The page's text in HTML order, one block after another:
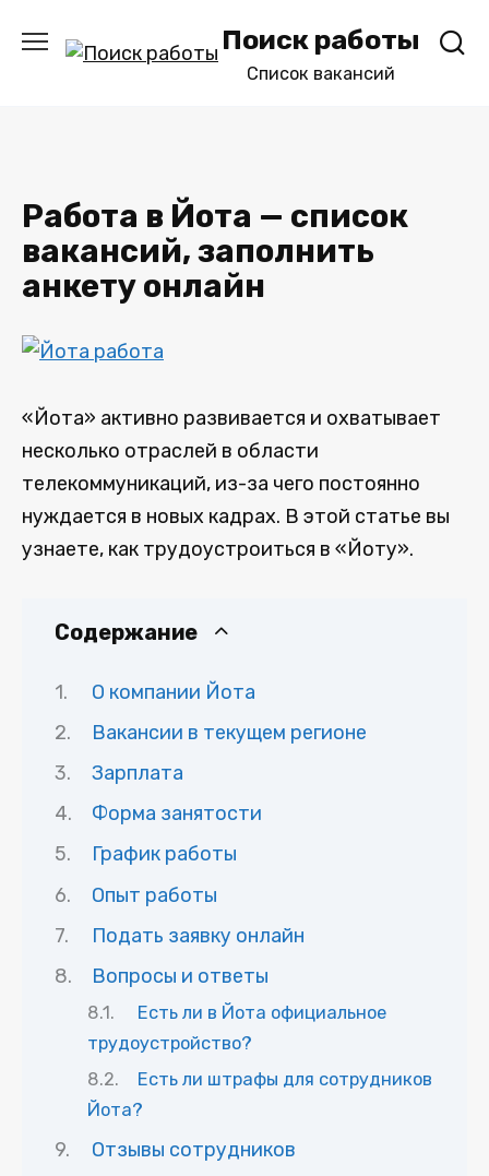
Поиск работы
Список вакансий
Работа в Йота — список
вакансий, заполнить
анкету онлайн
«Йота» активно развивается и охватывает
несколько отраслей в области
телекоммуникаций, из-за чего постоянно
нуждается в новых кадрах. В этой статье вы
узнаете, как трудоустроиться в «Йоту».
Содержание
О компании Йота
Вакансии в текущем регионе
Зарплата
Форма занятости
График работы
Опыт работы
Подать заявку онлайн
Вопросы и ответы
Есть ли в Йота официальное
трудоустройство?
Есть ли штрафы для сотрудников
Йота?
Отзывы сотрудников